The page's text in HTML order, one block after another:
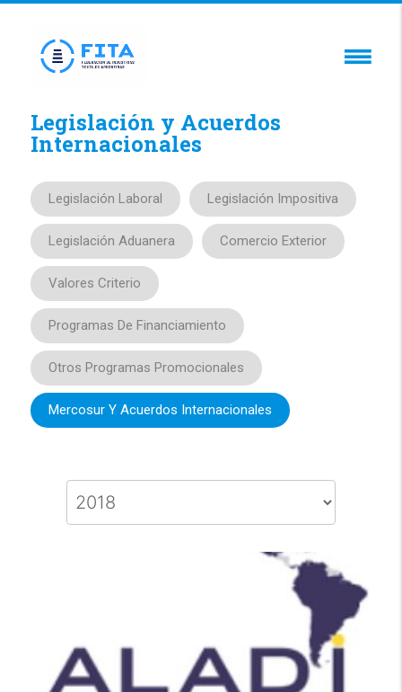
Legislación y Acuerdos
Internacionales
Legislación Laboral Legislación Impositiva
Legislación Aduanera Comercio Exterior
Valores Criterio
Programas De Financiamiento
Otros Programas Promocionales
Mercosur Y Acuerdos Internacionales